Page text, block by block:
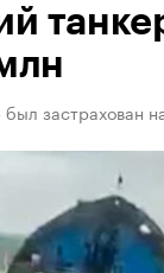
был застрахован